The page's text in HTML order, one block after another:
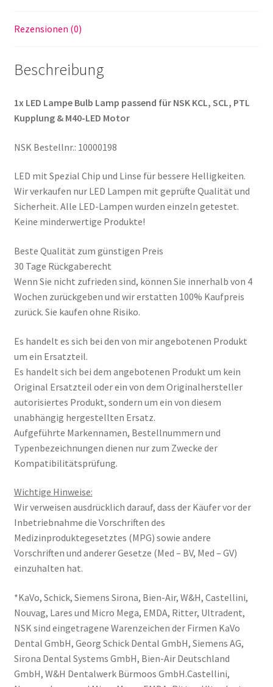
M40-
Motor
Menge
Rezensionen (0)
Beschreibung
1x LED Lampe Bulb Lamp passend für NSK KCL, SCL, PTL
Kupplung & M40-LED Motor
NSK Bestellnr.: 10000198
LED mit Spezial Chip und Linse für bessere Helligkeiten.
Wir verkaufen nur LED Lampen mit geprüfte Qualität und
Sicherheit. Alle LED-Lampen wurden einzeln getestet.
Keine minderwertige Produkte!
Beste Qualität zum günstigen Preis
30 Tage Rückgaberecht
Wenn Sie nicht zufrieden sind, können Sie innerhalb von 4
Wochen zurückgeben und wir erstatten 100% Kaufpreis
zurück. Sie kaufen ohne Risiko.
Es handelt es sich bei den von mir angebotenen Produkt
um ein Ersatzteil.
Es handelt sich bei dem angebotenen Produkt um kein
Original Ersatzteil oder ein von dem Originalhersteller
autorisiertes Produkt, sondern um ein von diesem
unabhängig hergestellten Ersatz.
Aufgeführte Markennamen, Bestellnummern und
Typenbezeichnungen dienen nur zum Zwecke der
Kompatibilitätsprüfung.
Wichtige Hinweise:
Wir verweisen ausdrücklich darauf, dass der Käufer vor der
Inbetriebnahme die Vorschriften des
Medizinproduktegesetztes (MPG) sowie andere
Vorschriften und anderer Gesetze (Med – BV, Med – GV)
einzuhalten hat.
*KaVo, Schick, Siemens Sirona, Bien-Air, W&H, Castellini,
Nouvag, Lares und Micro Mega, EMDA, Ritter, Ultradent,
NSK sind eingetragene Warenzeichen der Firmen KaVo
Dental GmbH, Georg Schick Dental GmbH, Siemens AG,
Sirona Dental Systems GmbH, Bien-Air Deutschland
GmbH, W&H Dentalwerk Bürmoos GmbH.Castellini,